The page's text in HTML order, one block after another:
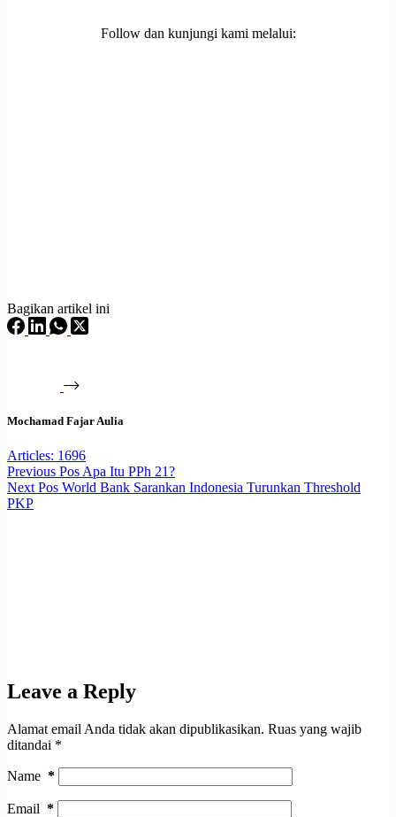
Follow dan kunjungi kami melalui:
Bagikan artikel ini
Mochamad Fajar Aulia
Articles: 1696
Previous Pos Apa Itu PPh 21?
Next Pos World Bank Sarankan Indonesia Turunkan Threshold
PKP
Leave a Reply
Alamat email Anda tidak akan dipublikasikan. Ruas yang wajib
ditandai *
Name *
Email *